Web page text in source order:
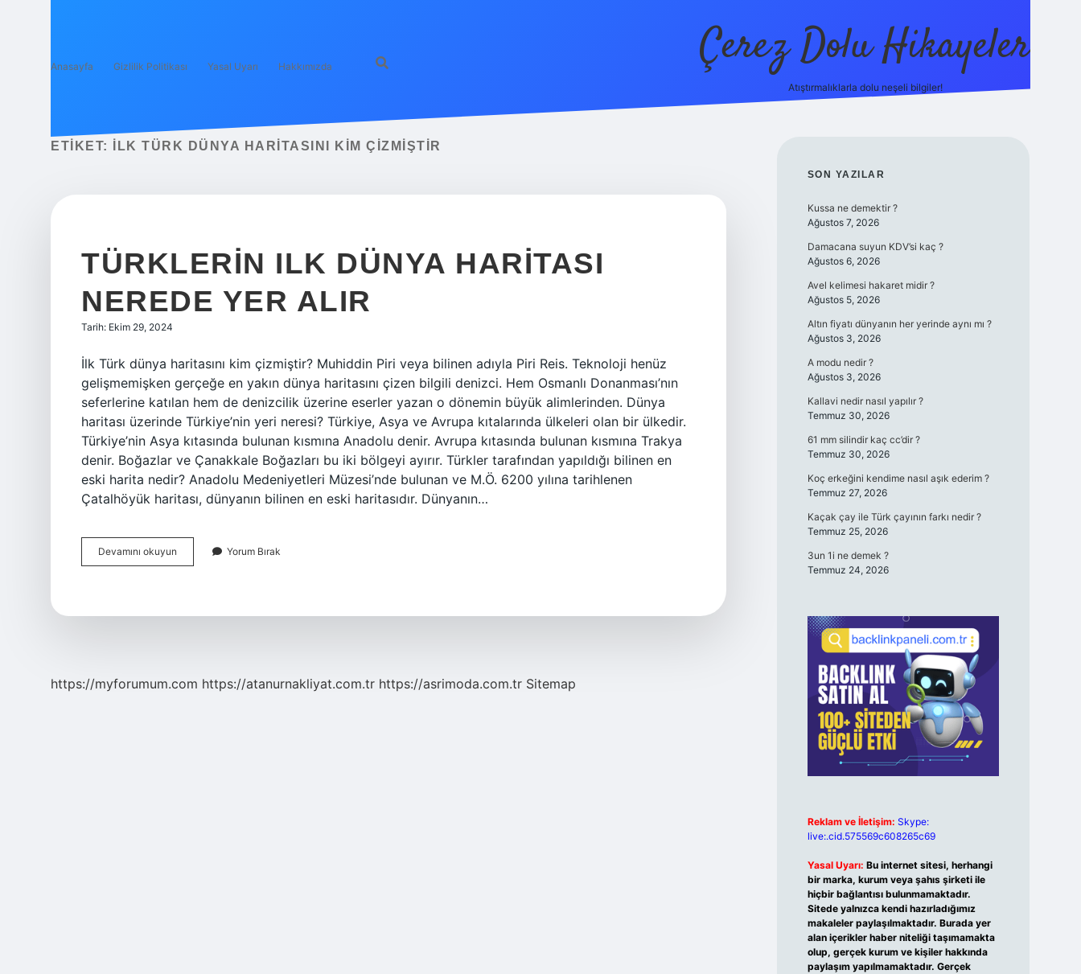
Anasayfa Gizlilik Politikası Yasal Uyarı Hakkımızda Çerez Dolu Hikayeler
Atıştırmalıklarla dolu neşeli bilgiler!
ETIKET: İLK TÜRK DÜNYA HARITASINI KIM ÇIZMIŞTIR
TÜRKLERIN ILK DÜNYA HARITASI
NEREDE YER ALIR
Tarih: Ekim 29, 2024
İlk Türk dünya haritasını kim çizmiştir? Muhiddin Piri veya bilinen adıyla Piri Reis. Teknoloji henüz
gelişmemişken gerçeğe en yakın dünya haritasını çizen bilgili denizci. Hem Osmanlı Donanması’nın
seferlerine katılan hem de denizcilik üzerine eserler yazan o dönemin büyük alimlerinden. Dünya
haritası üzerinde Türkiye’nin yeri neresi? Türkiye, Asya ve Avrupa kıtalarında ülkeleri olan bir ülkedir.
Türkiye’nin Asya kıtasında bulunan kısmına Anadolu denir. Avrupa kıtasında bulunan kısmına Trakya
denir. Boğazlar ve Çanakkale Boğazları bu iki bölgeyi ayırır. Türkler tarafından yapıldığı bilinen en
eski harita nedir? Anadolu Medeniyetleri Müzesi’nde bulunan ve M.Ö. 6200 yılına tarihlenen
Çatalhöyük haritası, dünyanın bilinen en eski haritasıdır. Dünyanın…
Devamını okuyun Türklerin
Ilk
Yorum Bırak
https://myforumum.com https://atanurnakliyat.com.tr https://asrimoda.com.tr Sitemap
SIDEBAR
SON YAZILAR
Kussa ne demektir ?
Ağustos 7, 2026
Damacana suyun KDV’si kaç ?
Ağustos 6, 2026
Avel kelimesi hakaret midir ?
Ağustos 5, 2026
Altın fiyatı dünyanın her yerinde aynı mı ?
Ağustos 3, 2026
A modu nedir ?
Ağustos 3, 2026
Kallavi nedir nasıl yapılır ?
Temmuz 30, 2026
61 mm silindir kaç cc’dir ?
Temmuz 30, 2026
Koç erkeğini kendime nasıl aşık ederim ?
Temmuz 27, 2026
Kaçak çay ile Türk çayının farkı nedir ?
Temmuz 25, 2026
3un 1i ne demek ?
Temmuz 24, 2026
Reklam ve İletişim: Skype:
live:.cid.575569c608265c69
Yasal Uyarı: Bu internet sitesi, herhangi
bir marka, kurum veya şahıs şirketi ile
hiçbir bağlantısı bulunmamaktadır.
Sitede yalnızca kendi hazırladığımız
makaleler paylaşılmaktadır. Burada yer
alan içerikler haber niteliği taşımamakta
olup, gerçek kurum ve kişiler hakkında
paylaşım yapılmamaktadır. Gerçek